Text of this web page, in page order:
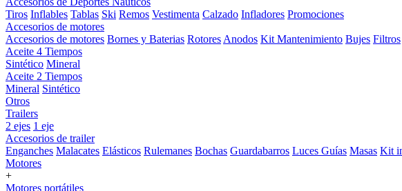
Tiros Inflables Tablas Ski Remos Vestimenta Calzado Infladores Promociones
Accesorios de motores
Accesorios de motores Bornes y Baterias Rotores Anodos Kit Mantenimiento Bujes Filtros
Aceite 4 Tiempos
Sintético Mineral
Aceite 2 Tiempos
Mineral Sintético
Otros
Trailers
2 ejes 1 eje
Accesorios de trailer
Enganches Malacates Elásticos Rulemanes Bochas Guardabarros Luces Guías Masas Kit
Motores
+
Motores portátiles